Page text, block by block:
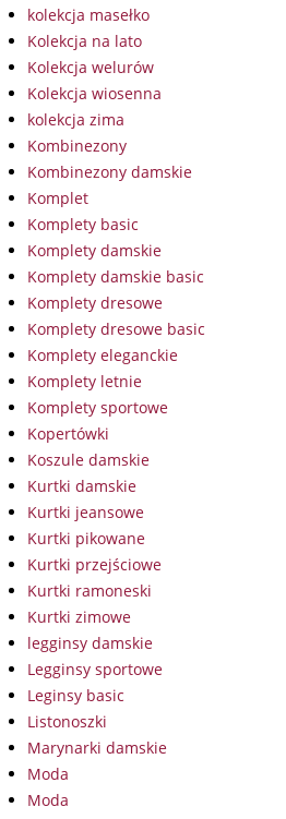
kolekcja masełko
Kolekcja na lato
Kolekcja welurów
Kolekcja wiosenna
kolekcja zima
Kombinezony
Kombinezony damskie
Komplet
Komplety basic
Komplety damskie
Komplety damskie basic
Komplety dresowe
Komplety dresowe basic
Komplety eleganckie
Komplety letnie
Komplety sportowe
Kopertówki
Koszule damskie
Kurtki damskie
Kurtki jeansowe
Kurtki pikowane
Kurtki przejściowe
Kurtki ramoneski
Kurtki zimowe
legginsy damskie
Legginsy sportowe
Leginsy basic
Listonoszki
Marynarki damskie
Moda
Moda